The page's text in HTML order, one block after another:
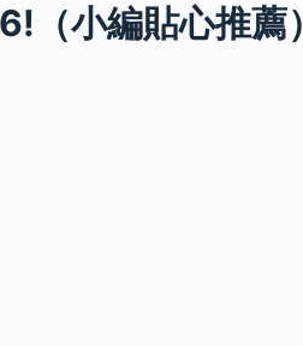
（小編貼心推薦）